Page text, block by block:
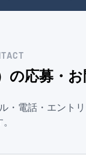
の応募・
・電話・エント